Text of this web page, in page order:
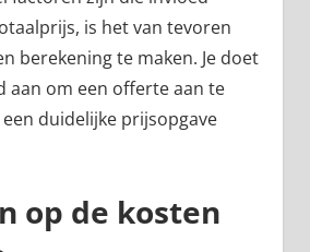
is het van tevoren
berekening te maken. Je doet
aan om een offerte aan te
duidelijke prijsopgave
op de kosten